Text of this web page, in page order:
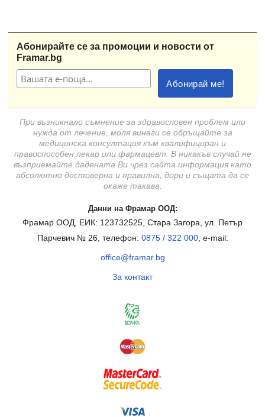
Абонирайте се за промоции и новости от
Framar.bg
При възникнало съмнение за здравословен проблем или
нужда от лечение, моля винаги се обръщайте за
медицинска консултация към квалифициран и
правоспособен лекар или фармацевт. В никакъв случай не
възприемайте дадената Ви чрез сайта информация като
абсолютно достоверна и правилна, дори и същата да се
окаже такава.
Данни на Фрамар ООД:
Фрамар ООД, ЕИК: 123732525, Стара Загора, ул. Петър
Парчевич № 26, телефон: 0875 / 322 000, e-mail:
office@framar.bg
За контакт